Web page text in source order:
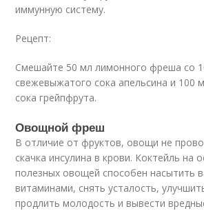
иммунную систему.
Рецепт:
Смешайте 50 мл лимонного фреша со
свежевыжатого сока апельсина и 100
сока грейпфрута.
Овощной фреш
В отличие от фруктов, овощи не
скачка инсулина в крови. Коктейль на
полезных овощей способен насытить
витаминами, снять усталость,
продлить молодость и вывести